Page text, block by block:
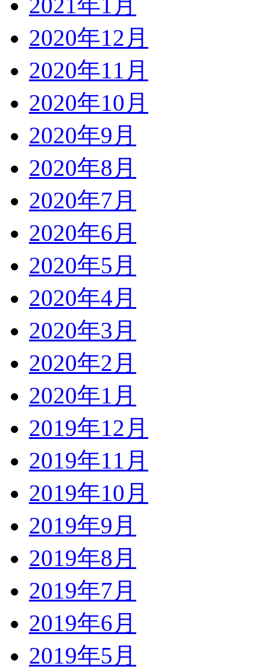
2020年12月
2020年11月
2020年10月
2020年9月
2020年8月
2020年7月
2020年6月
2020年5月
2020年4月
2020年3月
2020年2月
2020年1月
2019年12月
2019年11月
2019年10月
2019年9月
2019年8月
2019年7月
2019年6月
2019年5月